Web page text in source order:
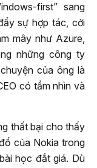
first” sang
sự hợp tác, cởi
mây như Azure,
những công ty
của ông là
có tầm nhìn và
thất bại cho thấy
của Nokia trong
học đắt giá. Dù